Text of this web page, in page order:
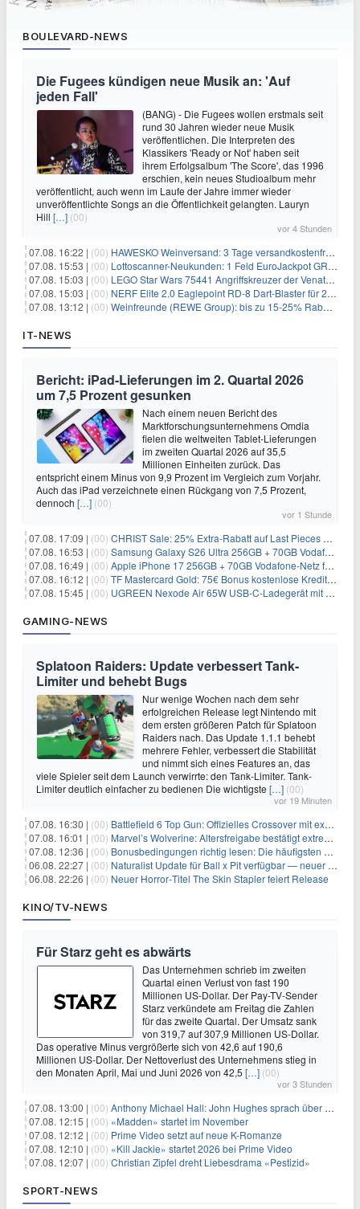
BOULEVARD-NEWS
Die Fugees kündigen neue Musik an: 'Auf
jeden Fall'
(BANG) - Die Fugees wollen erstmals seit
rund 30 Jahren wieder neue Musik
veröffentlichen. Die Interpreten des
Klassikers 'Ready or Not' haben seit
ihrem Erfolgsalbum 'The Score', das 1996
erschien, kein neues Studioalbum mehr
veröffentlicht, auch wenn im Laufe der Jahre immer wieder
unveröffentlichte Songs an die Öffentlichkeit gelangten. Lauryn
Hill […] (00)
vor 4 Stunden
07.08. 16:22 | (00) HAWESKO Weinversand: 3 Tage versandkostenfrei bestellen (MBW 25€)
07.08. 15:53 | (00) Lottoscanner-Neukunden: 1 Feld EuroJackpot GRATIS spielen
07.08. 15:03 | (00) LEGO Star Wars 75441 Angriffskreuzer der Venator-Klasse für 50,25€
07.08. 15:03 | (00) NERF Elite 2.0 Eaglepoint RD-8 Dart-Blaster für 20,49€
07.08. 13:12 | (00) Weinfreunde (REWE Group): bis zu 15-25% Rabatt je nach Anzahl der Flaschen
IT-NEWS
Bericht: iPad-Lieferungen im 2. Quartal 2026
um 7,5 Prozent gesunken
Nach einem neuen Bericht des
Marktforschungsunternehmens Omdia
fielen die weltweiten Tablet-Lieferungen
im zweiten Quartal 2026 auf 35,5
Millionen Einheiten zurück. Das
entspricht einem Minus von 9,9 Prozent im Vergleich zum Vorjahr.
Auch das iPad verzeichnete einen Rückgang von 7,5 Prozent,
dennoch […] (00)
vor 1 Stunde
07.08. 17:09 | (00) CHRIST Sale: 25% Extra-Rabatt auf Last Pieces bei Schmuck & Uhren
07.08. 16:53 | (00) Samsung Galaxy S26 Ultra 256GB + 70GB Vodafone-Netz für 34,99€/Monat (effektiv 4,74€/Monat)
07.08. 16:49 | (00) Apple iPhone 17 256GB + 70GB Vodafone-Netz für 34,99€/Monat (effektiv 6,41€/Monat)
07.08. 16:12 | (00) TF Mastercard Gold: 75€ Bonus kostenlose Kreditkarte ohne Fremdwährungsgebühren
07.08. 15:45 | (00) UGREEN Nexode Air 65W USB-C-Ladegerät mit GaN-Technik für 24,99€
GAMING-NEWS
Splatoon Raiders: Update verbessert Tank-
Limiter und behebt Bugs
Nur wenige Wochen nach dem sehr
erfolgreichen Release legt Nintendo mit
dem ersten größeren Patch für Splatoon
Raiders nach. Das Update 1.1.1 behebt
mehrere Fehler, verbessert die Stabilität
und nimmt sich eines Features an, das
viele Spieler seit dem Launch verwirrte: den Tank-Limiter. Tank-
Limiter deutlich einfacher zu bedienen Die wichtigste […] (00)
vor 19 Minuten
07.08. 16:30 | (00) Battlefield 6 Top Gun: Offizielles Crossover mit exklusiven Inhalten angekündigt
07.08. 16:01 | (00) Marvel’s Wolverine: Altersfreigabe bestätigt extreme Gewalt und düstere Szenen
07.08. 12:36 | (00) Bonusbedingungen richtig lesen: Die häufigsten Stolperfallen
06.08. 22:27 | (00) Naturalist Update für Ball x Pit verfügbar — neuer Content auf allen Plattformen
06.08. 22:26 | (00) Neuer Horror‑Titel The Skin Stapler feiert Release
KINO/TV-NEWS
Für Starz geht es abwärts
Das Unternehmen schrieb im zweiten
Quartal einen Verlust von fast 190
Millionen US-Dollar. Der Pay-TV-Sender
Starz verkündete am Freitag die Zahlen
für das zweite Quartal. Der Umsatz sank
von 319,7 auf 307,9 Millionen US-Dollar.
Das operative Minus vergrößerte sich von 42,6 auf 190,6
Millionen US-Dollar. Der Nettoverlust des Unternehmens stieg in
den Monaten April, Mai und Juni 2026 von 42,5 […] (00)
vor 3 Stunden
07.08. 13:00 | (00) Anthony Michael Hall: John Hughes sprach über eine Fortsetzung von 'The Breakfast Club'
07.08. 12:15 | (00) «Madden» startet im November
07.08. 12:12 | (00) Prime Video setzt auf neue K-Romanze
07.08. 12:10 | (00) «Kill Jackie» startet 2026 bei Prime Video
07.08. 12:07 | (00) Christian Zipfel dreht Liebesdrama «Pestizid»
SPORT-NEWS